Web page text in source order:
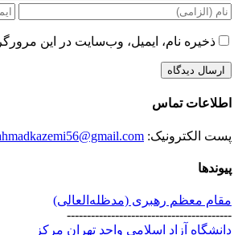
ذخیره نام، ایمیل، وب‌سایت در این
اطلاعات تماس
پست الکترونیک:
پیوندها
مقام معظم رهبری (مد‌ظله‌العالی)
-----------------------------------------
دانشگاه آزاد اسلامی واحد تهران مرکز